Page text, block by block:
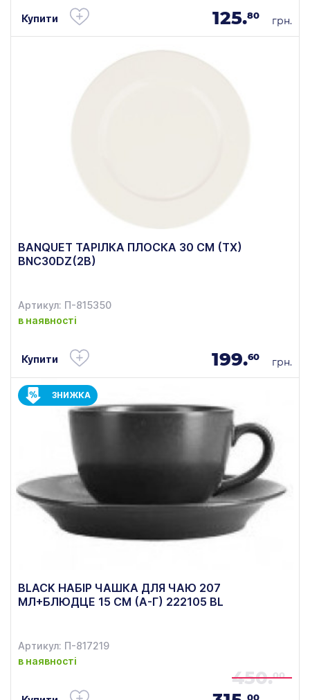
Купити 125.80 грн.
BANQUET ТАРІЛКА ПЛОСКА 30 СМ (ТХ)
BNC30DZ(2B)
Артикул: П-815350
в наявності
Купити 199.60 грн.
ЗНИЖКА
BLACK НАБІР ЧАШКА ДЛЯ ЧАЮ 207
МЛ+БЛЮДЦЕ 15 СМ (А-Г) 222105 BL
Артикул: П-817219
в наявності
450.00
00